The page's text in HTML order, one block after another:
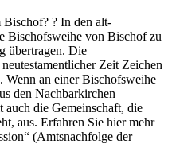
? In den alt-
Bischofsweihe von Bischof zu
übertragen. Die
Zeit Zeichen
Wenn an einer Bischofsweihe
den Nachbarkirchen
auch die Gemeinschaft, die
aus. Erfahren Sie hier mehr
(Amtsnachfolge der